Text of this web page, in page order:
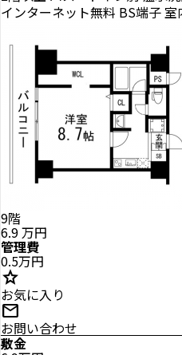
インターネット無料 BS端子 室
9階
6.9万円
管理費
0.5万円
star
お気に入り
mail
お問い合わせ
敷金